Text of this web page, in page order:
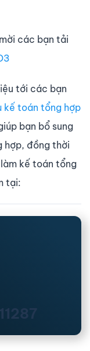
các bạn tải
tới các bạn
kế toán tổng hợp
bạn bổ sung
hợp, đồng thời
kế toán tổng
tại: